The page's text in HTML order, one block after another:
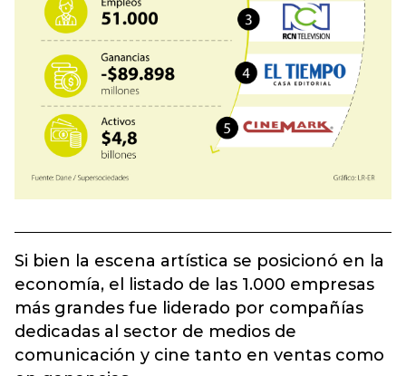
Si bien la escena artística se posicionó en la
economía, el listado de las 1.000 empresas
más grandes fue liderado por compañías
dedicadas al sector de medios de
comunicación y cine tanto en ventas como